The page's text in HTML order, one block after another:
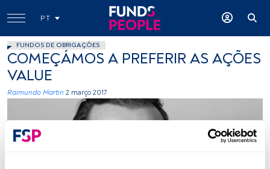
PT
FUNDOS DE OBRIGAÇÕES
COMEÇÁMOS A PREFERIR AS AÇÕES
VALUE
Raimundo Martin 2 março 2017